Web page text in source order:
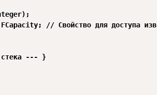
// Свойство для доступа
--- }